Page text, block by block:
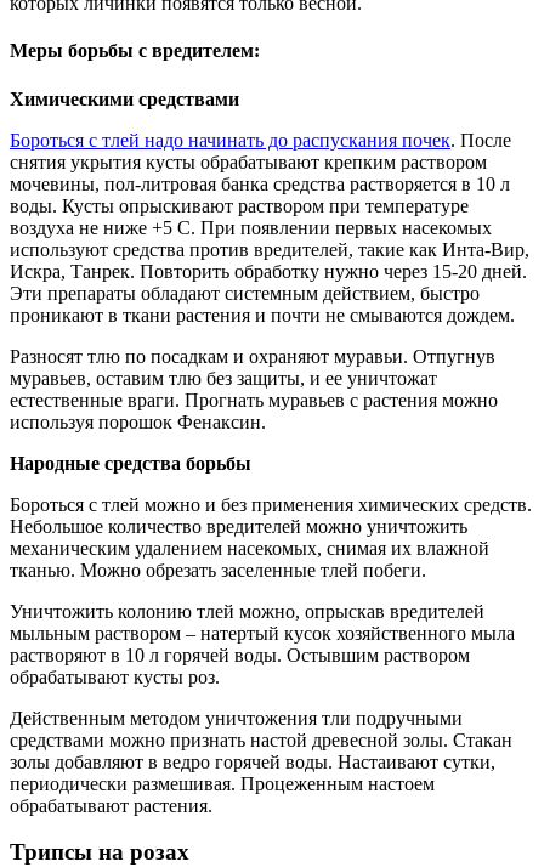
Меры борьбы с вредителем:
Химическими средствами
Бороться с тлей надо начинать до распускания почек. После
снятия укрытия кусты обрабатывают крепким раствором
мочевины, пол-литровая банка средства растворяется в 10 л
воды. Кусты опрыскивают раствором при температуре
воздуха не ниже +5 С. При появлении первых насекомых
используют средства против вредителей, такие как Инта-Вир,
Искра, Танрек. Повторить обработку нужно через 15-20 дней.
Эти препараты обладают системным действием, быстро
проникают в ткани растения и почти не смываются дождем.
Разносят тлю по посадкам и охраняют муравьи. Отпугнув
муравьев, оставим тлю без защиты, и ее уничтожат
естественные враги. Прогнать муравьев с растения можно
используя порошок Фенаксин.
Народные средства борьбы
Бороться с тлей можно и без применения химических средств.
Небольшое количество вредителей можно уничтожить
механическим удалением насекомых, снимая их влажной
тканью. Можно обрезать заселенные тлей побеги.
Уничтожить колонию тлей можно, опрыскав вредителей
мыльным раствором – натертый кусок хозяйственного мыла
растворяют в 10 л горячей воды. Остывшим раствором
обрабатывают кусты роз.
Действенным методом уничтожения тли подручными
средствами можно признать настой древесной золы. Стакан
золы добавляют в ведро горячей воды. Настаивают сутки,
периодически размешивая. Процеженным настоем
обрабатывают растения.
Трипсы на розах